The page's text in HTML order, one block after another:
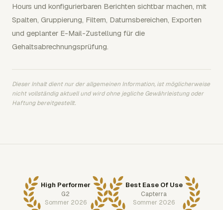
Hours und konfigurierbaren Berichten sichtbar machen, mit
Spalten, Gruppierung, Filtern, Datumsbereichen, Exporten
und geplanter E-Mail-Zustellung für die
Gehaltsabrechnungsprüfung.
Dieser Inhalt dient nur der allgemeinen Information, ist möglicherweise
nicht vollständig aktuell und wird ohne jegliche Gewährleistung oder
Haftung bereitgestellt.
High Performer
G2
Sommer 2026
Best Ease Of Use
Capterra
Sommer 2026